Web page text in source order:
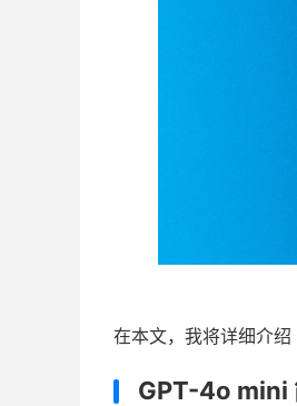
在本文，我将详细介
GPT-4o mini